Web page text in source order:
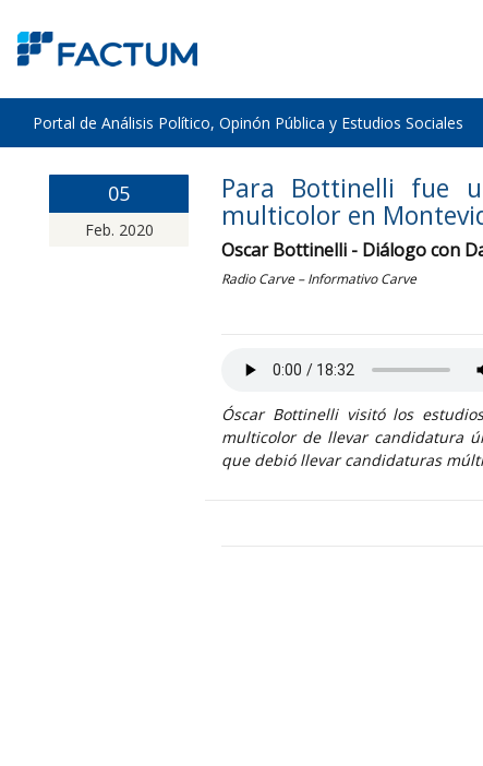
Portal de Análisis Político, Opinón Pública y Estudios Sociales
05
Feb. 2020
Para Bottinelli fue
multicolor en
Oscar Bottinelli - Diálogo con
Radio Carve – Informativo Carve
Óscar Bottinelli visitó los
multicolor de llevar candidatura
que debió llevar candidaturas